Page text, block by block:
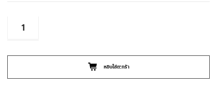
จำนวน
TOYOTA
ปี
ON
หยิบใส่ตะกร้า